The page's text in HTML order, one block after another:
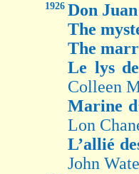
1926 Don
The
The
Le lys
Colleen
Marine
Lon
L’allié
John